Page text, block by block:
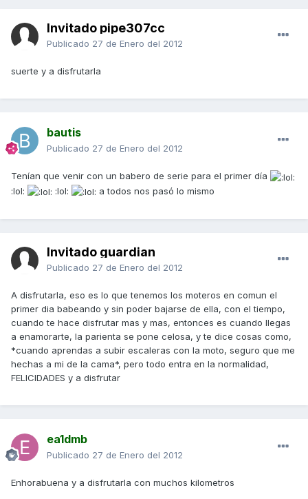
Invitado pipe307cc
Publicado 27 de Enero del 2012
suerte y a disfrutarla
bautis
Publicado 27 de Enero del 2012
Tenían que venir con un babero de serie para el primer día
:lol:
:lol: a todos nos pasó lo mismo
Invitado guardian
Publicado 27 de Enero del 2012
A disfrutarla, eso es lo que tenemos los moteros en comun el
primer dia babeando y sin poder bajarse de ella, con el tiempo,
cuando te hace disfrutar mas y mas, entonces es cuando llegas
a enamorarte, la parienta se pone celosa, y te dice cosas como,
*cuando aprendas a subir escaleras con la moto, seguro que me
hechas a mi de la cama*, pero todo entra en la normalidad,
FELICIDADES y a disfrutar
ea1dmb
Publicado 27 de Enero del 2012
Enhorabuena y a disfrutarla con muchos kilometros